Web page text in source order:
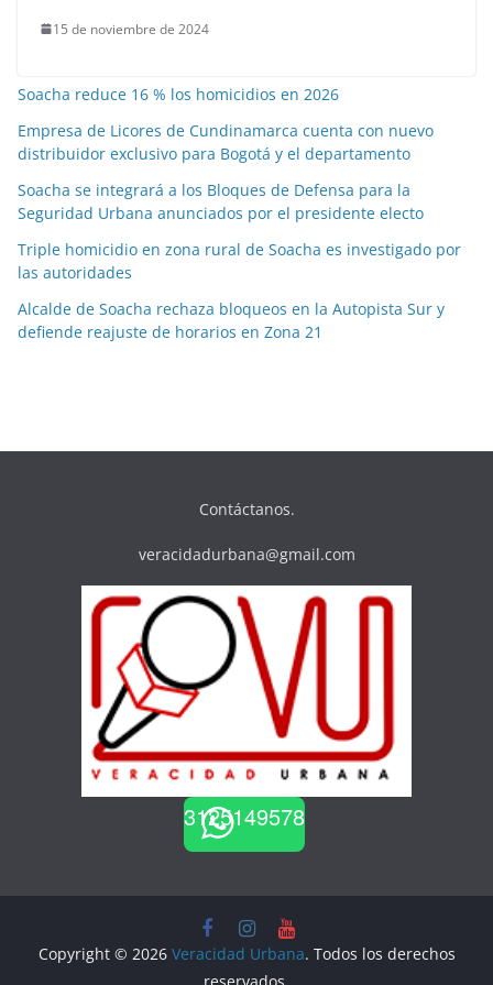
15 de noviembre de 2024
Soacha reduce 16 % los homicidios en 2026
Empresa de Licores de Cundinamarca cuenta con nuevo
distribuidor exclusivo para Bogotá y el departamento
Soacha se integrará a los Bloques de Defensa para la
Seguridad Urbana anunciados por el presidente electo
Triple homicidio en zona rural de Soacha es investigado por
las autoridades
Alcalde de Soacha rechaza bloqueos en la Autopista Sur y
defiende reajuste de horarios en Zona 21
Contáctanos.
veracidadurbana@gmail.com
3125149578
Copyright © 2026 Veracidad Urbana. Todos los derechos